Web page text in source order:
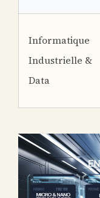
Informatique
Industrielle &
Data